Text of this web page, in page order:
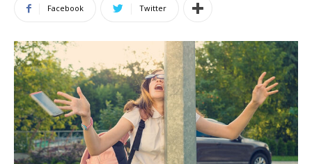
Facebook Twitter